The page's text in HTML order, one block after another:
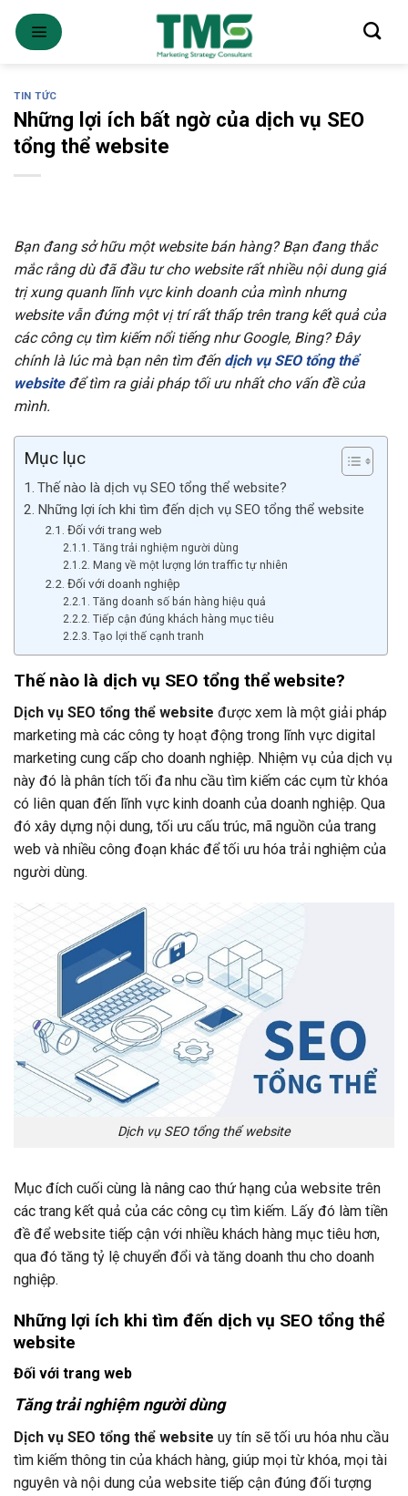
Skip
content
TIN TỨC
Những lợi ích bất ngờ của dịch vụ SEO
tổng thể website
Bạn đang sở hữu một website bán hàng? Bạn đang thắc
mắc rằng dù đã đầu tư cho website rất nhiều nội dung giá
trị xung quanh lĩnh vực kinh doanh của mình nhưng
website vẫn đứng một vị trí rất thấp trên trang kết quả của
các công cụ tìm kiếm nổi tiếng như Google, Bing? Đây
chính là lúc mà bạn nên tìm đến dịch vụ SEO tổng thể
website để tìm ra giải pháp tối ưu nhất cho vấn đề của
mình.
Mục lục
Thế nào là dịch vụ SEO tổng thể website?
Những lợi ích khi tìm đến dịch vụ SEO tổng thể website
Đối với trang web
Tăng trải nghiệm người dùng
Mang về một lượng lớn traffic tự nhiên
Đối với doanh nghiệp
Tăng doanh số bán hàng hiệu quả
Tiếp cận đúng khách hàng mục tiêu
Tạo lợi thế cạnh tranh
Thế nào là dịch vụ SEO tổng thể website?
Dịch vụ SEO tổng thể website được xem là một giải pháp
marketing mà các công ty hoạt động trong lĩnh vực digital
marketing cung cấp cho doanh nghiệp. Nhiệm vụ của dịch vụ
này đó là phân tích tối đa nhu cầu tìm kiếm các cụm từ khóa
có liên quan đến lĩnh vực kinh doanh của doanh nghiệp. Qua
đó xây dựng nội dung, tối ưu cấu trúc, mã nguồn của trang
web và nhiều công đoạn khác để tối ưu hóa trải nghiệm của
người dùng.
Dịch vụ SEO tổng thể website
Mục đích cuối cùng là nâng cao thứ hạng của website trên
các trang kết quả của các công cụ tìm kiếm. Lấy đó làm tiền
đề để website tiếp cận với nhiều khách hàng mục tiêu hơn,
qua đó tăng tỷ lệ chuyển đổi và tăng doanh thu cho doanh
nghiệp.
Những lợi ích khi tìm đến dịch vụ SEO tổng thể
website
Đối với trang web
Tăng trải nghiệm người dùng
Dịch vụ SEO tổng thể website uy tín sẽ tối ưu hóa nhu cầu
tìm kiếm thông tin của khách hàng, giúp mọi từ khóa, mọi tài
nguyên và nội dung của website tiếp cận đúng đối tượng